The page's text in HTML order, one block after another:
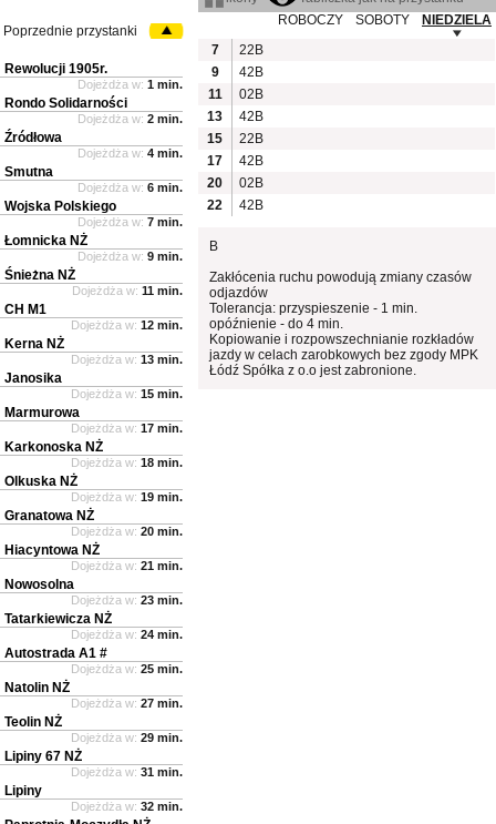
ROBOCZY
SOBOTY
NIEDZIELA
7
22B
9
42B
11
02B
13
42B
15
22B
17
42B
20
02B
22
42B
B
Zakłócenia ruchu powodują zmiany czasów
odjazdów
Tolerancja: przyspieszenie - 1 min.
opóźnienie - do 4 min.
Kopiowanie i rozpowszechnianie rozkładów
jazdy w celach zarobkowych bez zgody MPK
Łódź Spółka z o.o jest zabronione.
Poprzednie przystanki
Rewolucji 1905r.
Dojeżdża w: 1 min.
Rondo Solidarności
Dojeżdża w: 2 min.
Źródłowa
Dojeżdża w: 4 min.
Smutna
Dojeżdża w: 6 min.
Wojska Polskiego
Dojeżdża w: 7 min.
Łomnicka NŻ
Dojeżdża w: 9 min.
Śnieżna NŻ
Dojeżdża w: 11 min.
CH M1
Dojeżdża w: 12 min.
Kerna NŻ
Dojeżdża w: 13 min.
Janosika
Dojeżdża w: 15 min.
Marmurowa
Dojeżdża w: 17 min.
Karkonoska NŻ
Dojeżdża w: 18 min.
Olkuska NŻ
Dojeżdża w: 19 min.
Granatowa NŻ
Dojeżdża w: 20 min.
Hiacyntowa NŻ
Dojeżdża w: 21 min.
Nowosolna
Dojeżdża w: 23 min.
Tatarkiewicza NŻ
Dojeżdża w: 24 min.
Autostrada A1 #
Dojeżdża w: 25 min.
Natolin NŻ
Dojeżdża w: 27 min.
Teolin NŻ
Dojeżdża w: 29 min.
Lipiny 67 NŻ
Dojeżdża w: 31 min.
Lipiny
Dojeżdża w: 32 min.